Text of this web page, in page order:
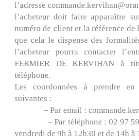
l’adresse
l’acheteur doit faire apparaître
numéro de client et la référence de
que cela le dispense des
l’acheteur pourra contacter
FERMIER DE KERVIHAN à
téléphone.
Les coordonnées à prendre
suivantes :
– Par email :
– Par téléphone : 02 97 59
vendredi de 9h à 12h30 et de 14h à